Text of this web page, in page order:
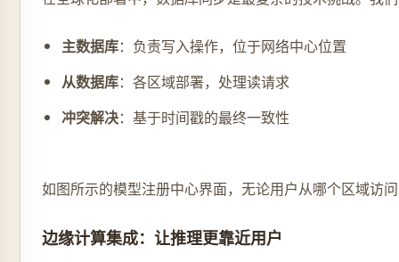
主数据库：负责写入操作，位于网络中心位置
从数据库：各区域部署，处理读请求
冲突解决：基于时间戳的最终一致性
如图所示的模型注册中心界面，无论用户从哪个区域访
边缘计算集成：让推理更靠近用户